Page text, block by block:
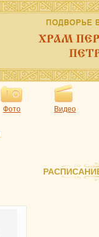
Фото Видео